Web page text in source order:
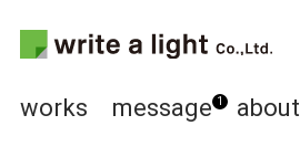
works message 1 about